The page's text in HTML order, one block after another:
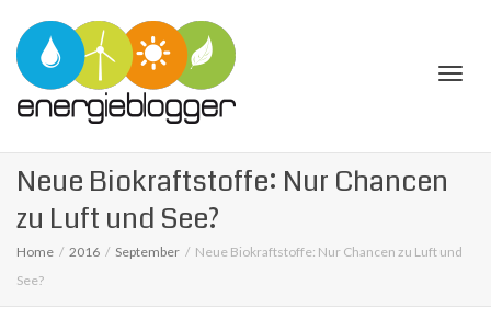
Neue Biokraftstoffe: Nur Chancen
zu Luft und See?
Home 2016 September
Neue Biokraftstoffe: Nur Chancen zu Luft und
See?